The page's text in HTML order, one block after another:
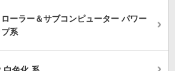
ーラー＆サブコンピューター パワー
系